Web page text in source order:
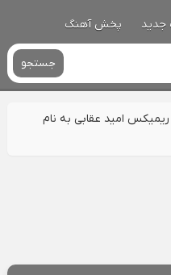
جدید پخش آهنگ
جستجو
ریمیکس امید عقابی به نام